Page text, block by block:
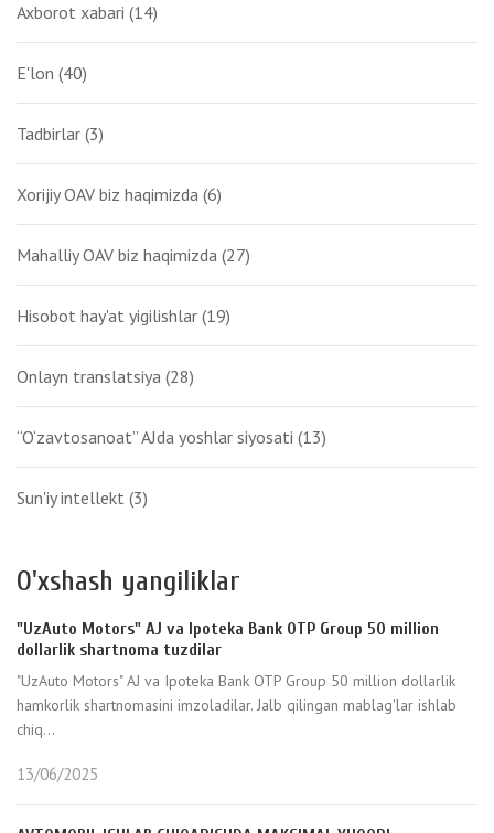
Axborot xabari (14)
E'lon (40)
Tadbirlar (3)
Xorijiy OAV biz haqimizda (6)
Mahalliy OAV biz haqimizda (27)
Hisobot hay'at yigilishlar (19)
Onlayn translatsiya (28)
“O‘zavtosanoat” AJda yoshlar siyosati (13)
Sun'iy intellekt (3)
O'xshash yangiliklar
"UzAuto Motors" AJ va Ipoteka Bank OTP Group 50 million
dollarlik shartnoma tuzdilar
"UzAuto Motors" AJ va Ipoteka Bank OTP Group 50 million dollarlik
hamkorlik shartnomasini imzoladilar. Jalb qilingan mablag'lar ishlab
chiq...
13/06/2025